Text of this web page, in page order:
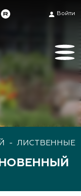
Войти
- ЛИСТВЕННЫЕ